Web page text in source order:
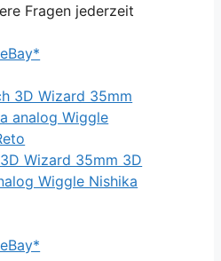
Fragen jederzeit
Wizard 35mm 3D
Wiggle Nishika